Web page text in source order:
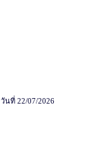
วันที่ 22/07/2026